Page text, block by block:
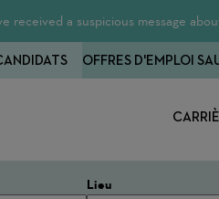
received a suspicious message
OFFRES D'EMPLOI
Lieu